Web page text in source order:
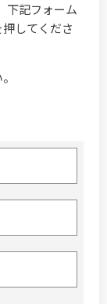
下記フォーム
してくださ